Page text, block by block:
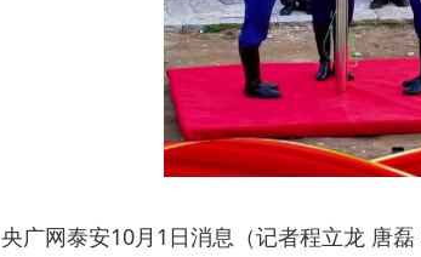
央广网泰安10月1日消息（记者程立龙 唐